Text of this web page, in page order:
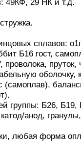
сплавов:
Б16 гост,
оболочку,
(самоплав),
группы: Б26,
анод,
любая форма